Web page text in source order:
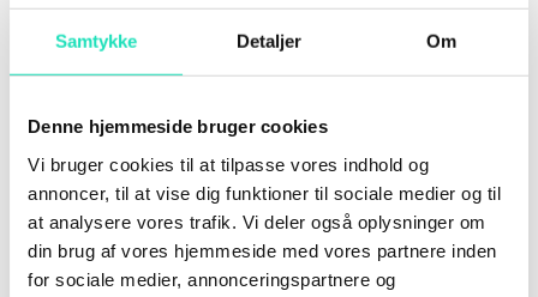
Samtykke Detaljer Om
Denne hjemmeside bruger cookies
Vi bruger cookies til at tilpasse vores indhold og
annoncer, til at vise dig funktioner til sociale medier og til
at analysere vores trafik. Vi deler også oplysninger om
din brug af vores hjemmeside med vores partnere inden
for sociale medier, annonceringspartnere og
The AI podcast
Nyhedsmails
TLDR
AI Tool Report